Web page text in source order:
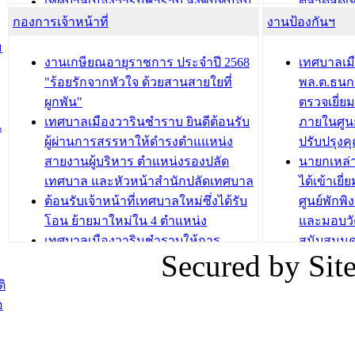
น้ำดื่มแก่ผู้พักอาศัย ณ ศูนย์พักพิง
กองสวัสดิการสังคม เทศบาลเมือง
วารินชำราบ จัดโครงการอบรมอาชีพ
ระยะสั้น ประจำปี 2568 (หลักสูตรการ
ถักทอผลิตภัณฑ์จากถุงพลาสติก)
บทความ อื่นๆ ...
วารินชำร
ถนนแก่เ
เด็กเล็ก
เทศบาลเ
ปรึกษาห
วัยของอ
บทความ อื่นๆ ...
กองการเจ้าหน้าที่
งานเกษียณอายุราชการ ประจำปี 2568
"ร้อยรักจากหัวใจ ด้วยสานสายใยที่
ผูกพัน"
เทศบาลเมืองวารินชำราบ ยินดีต้อนรับ
ผู้ผ่านการสรรหาให้ดำรงตำแแหน่ง
สายงานผู้บริหาร ตำแหน่งรองปลัด
เทศบาล และหัวหน้าสำนักปลัดเทศบาล
ต้อนรับเจ้าหน้าที่เทศบาลใหม่ซึ่งได้รับ
โอน ย้ายมาใหม่ใน 4 ตำแหน่ง
เทศบาลเมืองวารินชำราบให้การ
ต้อนรับพนักงานเทศบาลผู้ผ่านการ
สรรหาให้ดำรงตำแหน่งสายงานผู้
งานป้องกันฯ
เทศบาลเ
พล.ต.ธน
ตรวจเยี่ย
ภายในศู
ปรับปรุง
นายกเห
ได้เข้าเยี่
ศูนย์พักพิ
และมอบ
สนับสนุน
ภัยน้ำท่วม
ภาพบรร
Secured by